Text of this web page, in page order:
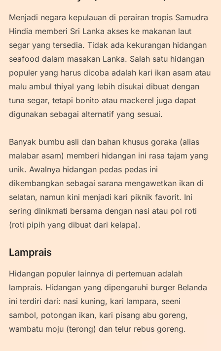
Menjadi negara kepulauan di perairan tropis Samudra
Hindia memberi Sri Lanka akses ke makanan laut
segar yang tersedia. Tidak ada kekurangan hidangan
seafood dalam masakan Lanka. Salah satu hidangan
populer yang harus dicoba adalah kari ikan asam atau
malu ambul thiyal yang lebih disukai dibuat dengan
tuna segar, tetapi bonito atau mackerel juga dapat
digunakan sebagai alternatif yang sesuai.
Banyak bumbu asli dan bahan khusus goraka (alias
malabar asam) memberi hidangan ini rasa tajam yang
unik. Awalnya hidangan pedas pedas ini
dikembangkan sebagai sarana mengawetkan ikan di
selatan, namun kini menjadi kari piknik favorit. Ini
sering dinikmati bersama dengan nasi atau pol roti
(roti pipih yang dibuat dari kelapa).
Lamprais
Hidangan populer lainnya di pertemuan adalah
lamprais. Hidangan yang dipengaruhi burger Belanda
ini terdiri dari: nasi kuning, kari lampara, seeni
sambol, potongan ikan, kari pisang abu goreng,
wambatu moju (terong) dan telur rebus goreng.